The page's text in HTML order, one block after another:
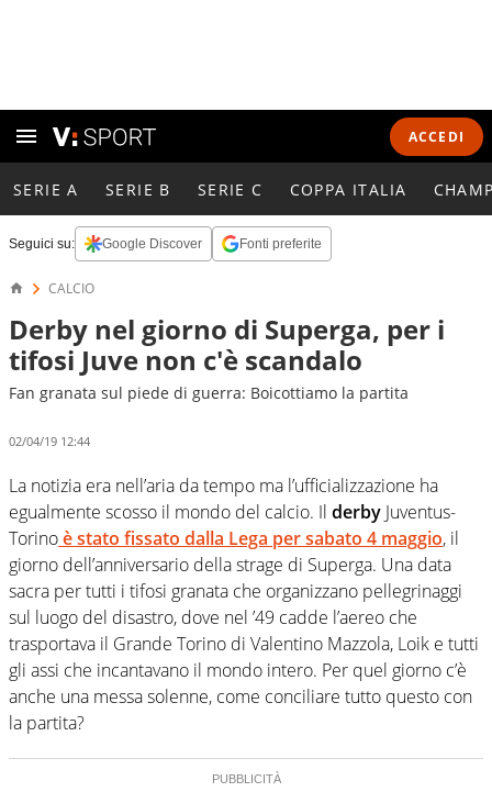
ACCEDI
SERIE A SERIE B SERIE C COPPA ITALIA
Seguici su: Google Discover Fonti preferite
CALCIO
Derby nel giorno di Superga, per i
tifosi Juve non c'è scandalo
Fan granata sul piede di guerra: Boicottiamo la partita
02/04/19 12:44
La notizia era nell’aria da tempo ma l’ufficializzazione ha
egualmente scosso il mondo del calcio. Il derby Juventus-
Torinoè stato fissato dalla Lega per sabato 4 maggio, il
giorno dell’anniversario della strage di Superga. Una data
sacra per tutti i tifosi granata che organizzano pellegrinaggi
sul luogo del disastro, dove nel ’49 cadde l’aereo che
trasportava il Grande Torino di Valentino Mazzola, Loik e tutti
gli assi che incantavano il mondo intero. Per quel giorno c’è
anche una messa solenne, come conciliare tutto questo con
la partita?